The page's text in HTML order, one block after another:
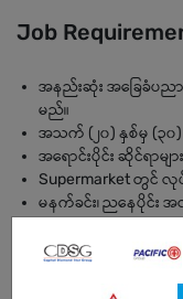
Job
အနည်းဆုံး အခြေခံပည
မည်။
အသက် (၂၀) နှစ်မှ (၃၀)
အရောင်းပိုင်း ဆိုင်ရာမ
Supermarket တွင် လု
မနက်ခင်း၊ ညနေပိုင်း